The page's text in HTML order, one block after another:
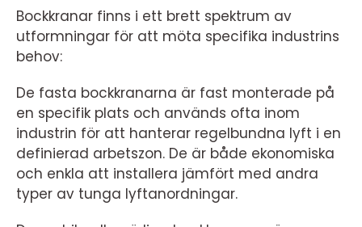
Bockkranar finns i ett brett spektrum av
utformningar för att möta specifika industrins
behov:
De fasta bockkranarna är fast monterade på
en specifik plats och används ofta inom
industrin för att hanterar regelbundna lyft i en
definierad arbetszon. De är både ekonomiska
och enkla att installera jämfört med andra
typer av tunga lyftanordningar.